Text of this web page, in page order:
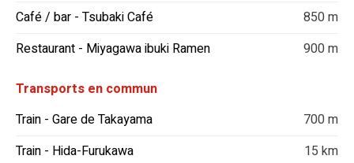
Café / bar - Tsubaki Café
850 m
Restaurant - Miyagawa ibuki Ramen
900 m
Transports en commun
Train - Gare de Takayama
700 m
Train - Hida-Furukawa
15 km